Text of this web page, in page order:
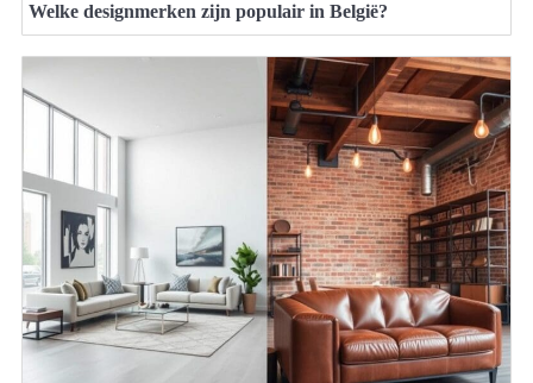
Welke designmerken zijn populair in België?